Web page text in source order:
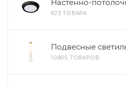
Настенно-
823 ТОВАРА
Подвесные
10805 ТОВАРОВ